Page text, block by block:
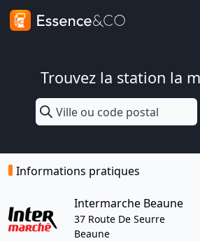
Trouvez la station la
Informations pratiques
Intermarche Beaune
37 Route De Seurre
Beaune